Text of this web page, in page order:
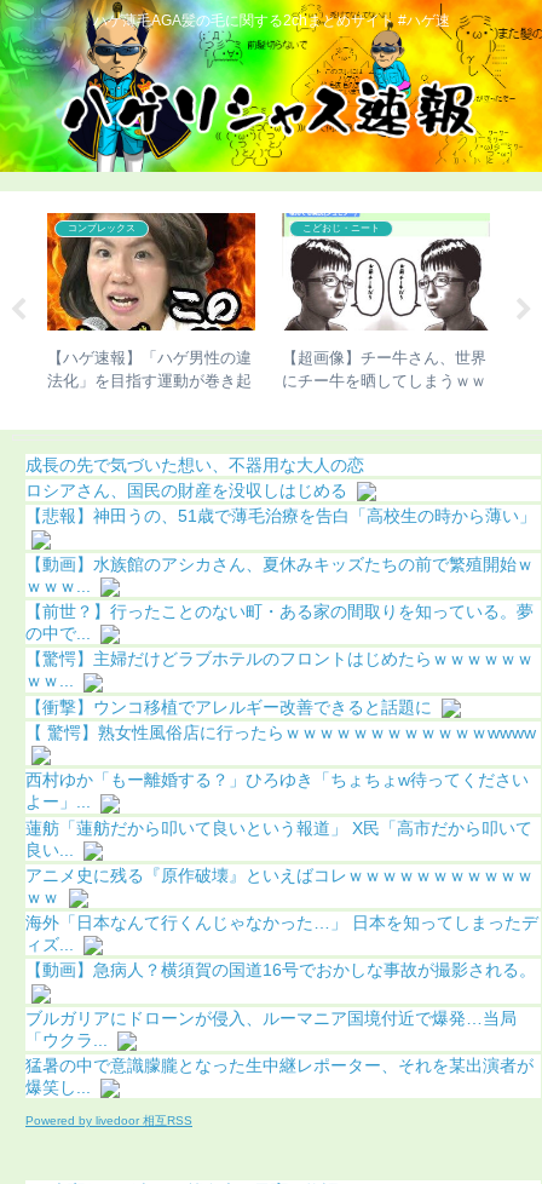
ハゲ薄毛AGA髪の毛に関する2chまとめサイト #ハゲ速
コンプレックス
【ハゲ速報】「ハゲ男性の違
法化」を目指す運動が巻き起
こどおじ・ニート
【超画像】チー牛さん、世界
にチー牛を晒してしまうｗｗ
成長の先で気づいた想い、不器用な大人の恋
ロシアさん、国民の財産を没収しはじめる
【悲報】神田うの、51歳で薄毛治療を告白「高校生の時から薄い」
【動画】水族館のアシカさん、夏休みキッズたちの前で繁殖開始ｗ
ｗｗｗ...
【前世？】行ったことのない町・ある家の間取りを知っている。夢
の中で...
【驚愕】主婦だけどラブホテルのフロントはじめたらｗｗｗｗｗｗ
ｗｗ...
【衝撃】ウンコ移植でアレルギー改善できると話題に
【 驚愕】熟女性風俗店に行ったらｗｗｗｗｗｗｗｗｗｗｗｗwwww
西村ゆか「もー離婚する？」ひろゆき「ちょちょw待ってください
よー」...
蓮舫「蓮舫だから叩いて良いという報道」 X民「高市だから叩いて
良い...
アニメ史に残る『原作破壊』といえばコレｗｗｗｗｗｗｗｗｗｗｗ
ｗｗ
海外「日本なんて行くんじゃなかった…」 日本を知ってしまったデ
ィズ...
【動画】急病人？横須賀の国道16号でおかしな事故が撮影される。
ブルガリアにドローンが侵入、ルーマニア国境付近で爆発…当局
「ウクラ...
猛暑の中で意識朦朧となった生中継レポーター、それを某出演者が
爆笑し...
Powered by livedoor 相互RSS